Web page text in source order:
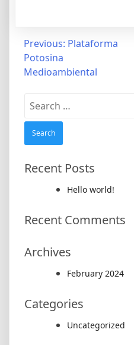
Post
navigation
Previous: Plataforma
Potosina
Medioambiental
Search
for:
Recent Posts
Hello world!
Recent Comments
Archives
February 2024
Categories
Uncategorized